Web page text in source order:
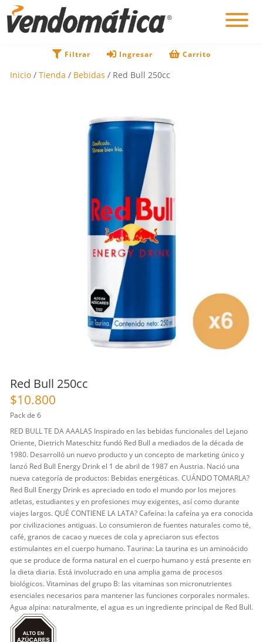
Filtrar Ingresar Carrito
Inicio / Tienda / Bebidas / Red Bull 250cc
Red Bull 250cc
$10.800
Pack de 6
RED BULL TE DA AAALAS Inspirado en las bebidas funcionales del Lejano
Oriente, Dietrich Mateschitz fundó Red Bull a mediados de la década de
1980. Desarrolló un nuevo producto y un concepto de marketing único y
lanzó Red Bull Energy Drink el 1 de abril de 1987 en Austria. Nació una
nueva categoría de productos: Bebidas energéticas. CUÁNDO TOMARLA?
Red Bull Energy Drink es apreciado en todo el mundo por los mejores
atletas, estudiantes y en profesiones muy exigentes, así como durante
viajes largos. QUÉ CONTIENE LA LATA? Cafeína: la cafeína ya era conocida
por civilizaciones antiguas. Lo consumieron de fuentes naturales como té,
café, granos de cacao y nueces de cola y apreciaron sus efectos
estimulantes en el cuerpo humano. Taurina: La taurina es un aminoácido
que se produce de forma natural en el cuerpo humano y está presente en
la dieta diaria. Está involucrado en una amplia gama de procesos
biológicos. Vitaminas del grupo B: las vitaminas son micronutrientes
esenciales necesarios para mantener las funciones corporales normales.
Agua alpina: naturalmente, el agua es un ingrediente principal de Red Bull.